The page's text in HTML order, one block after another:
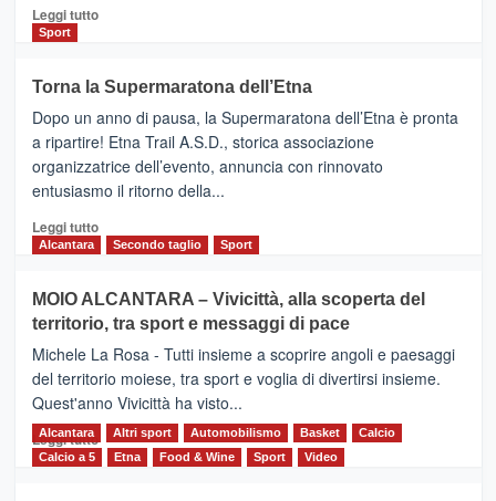
Leggi tuttoLeggi
BROOKS
SuperMaratona
dell’Etna,
presentata
l’edizione
2026
Sport
Torna la Supermaratona dell’Etna
Dopo un anno di pausa, la Supermaratona dell’Etna è pronta
a ripartire! Etna Trail A.S.D., storica associazione
organizzatrice dell’evento, annuncia con rinnovato
entusiasmo il ritorno della...
Leggi tuttoLeggi
Torna
la
Supermaratona
dell’Etna
Alcantara Secondo taglio Sport
MOIO ALCANTARA – Vivicittà, alla scoperta del
territorio, tra sport e messaggi di pace
Michele La Rosa - Tutti insieme a scoprire angoli e paesaggi
del territorio moiese, tra sport e voglia di divertirsi insieme.
Quest'anno Vivicittà ha visto...
Leggi tutto Leggi
Alcantara Altri sport Automobilismo Basket
Calcio
Calcio a 5
Etna Food & Wine Sport Video